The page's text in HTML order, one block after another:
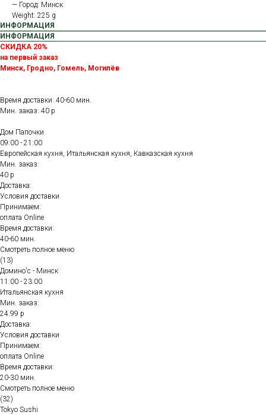
— Город: Минск
Weight: 225 g
ИНФОРМАЦИЯ
ИНФОРМАЦИЯ
СКИДКА 20%
на первый заказ
Минск, Гродно, Гомель, Могилёв
Время доставки: 40-60 мин.
Мин. заказ: 40 р
Дом Папочки
09:00 - 21:00
Европейская кухня, Итальянская кухня, Кавказская кухня
Мин. заказ:
40 р
Доставка:
Условия доставки
Принимаем:
оплата Online
Время доставки:
40-60 мин.
Смотреть полное меню
(13)
Домино'с - Минск
11:00 - 23:00
Итальянская кухня
Мин. заказ:
24.99 р
Доставка:
Условия доставки
Принимаем:
оплата Online
Время доставки:
20-30 мин.
Смотреть полное меню
(32)
Tokyo Sushi